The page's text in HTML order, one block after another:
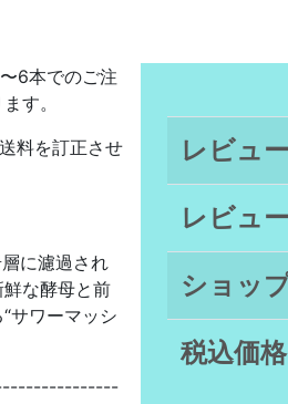
6本でのご注
す。
料を訂正させ
に濾過され
な酵母と前
サワーマッシ
レビュ
レビュ
ショッ
税込価格